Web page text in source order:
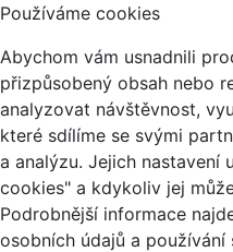
Používáme cookies
Abychom vám usnadnili
přizpůsobený obsah nebo
analyzovat návštěvnost,
které sdílíme se svými
a analýzu. Jejich nastavení
cookies" a kdykoliv jej
Podrobnější informace
osobních údajů a